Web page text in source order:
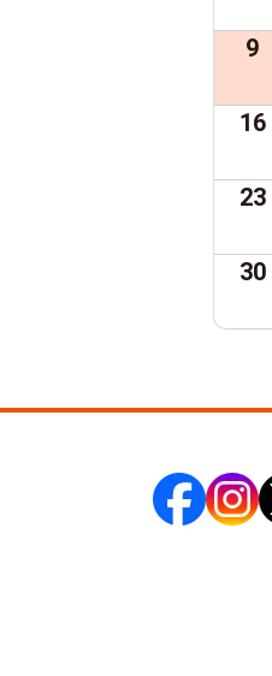
9
16
23
30